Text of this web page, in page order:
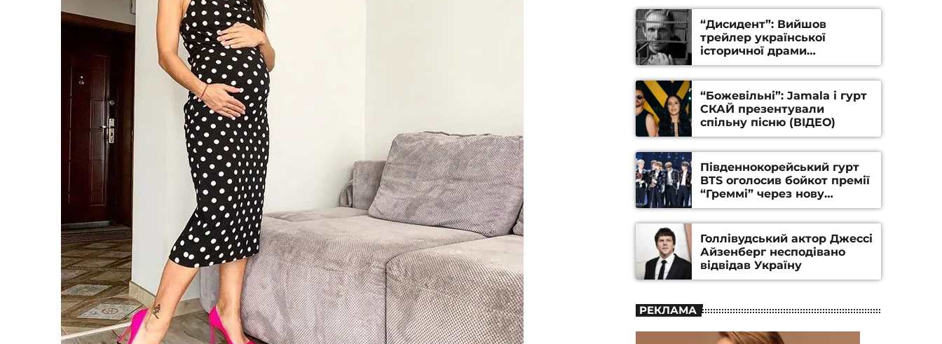
“Дисидент”: Вийшов
трейлер української
історичної драми
Станіслава Гуренка та
Андрія Алфьорова (ВІДЕО)
“Божевільні”: Jamala і гурт
СКАЙ презентували
спільну пісню (ВІДЕО)
Південнокорейський гурт
BTS оголосив бойкот премії
“Греммі” через нову
номінацію
Голлівудський актор Джессі
Айзенберг несподівано
відвідав Україну
РЕКЛАМА